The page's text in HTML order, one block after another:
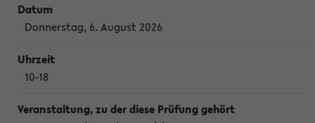
Donnerstag, 6. August 2026
10-18